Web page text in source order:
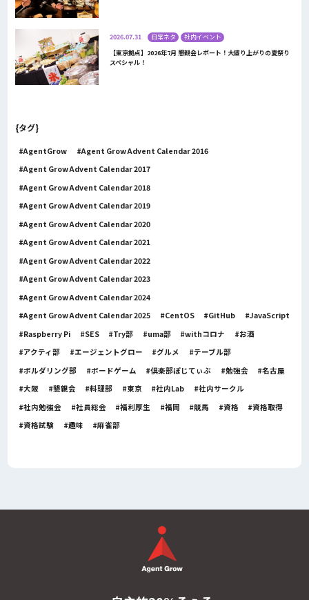
2026.07.31 日常ネタ
社内イベント
【東京拠点】2026年7月 懇親会レポート！大盛り上がりの夏祭り
スペシャル！
{タグ}
AgentGrow
Agent Grow Advent Calendar 2016
Agent Grow Advent Calendar 2017
Agent Grow Advent Calendar 2018
Agent Grow Advent Calendar 2019
Agent Grow Advent Calendar 2020
Agent Grow Advent Calendar 2021
Agent Grow Advent Calendar 2022
Agent Grow Advent Calendar 2023
Agent Grow Advent Calendar 2024
Agent Grow Advent Calendar 2025
CentOS GitHub
JavaScript
Raspberry Pi
SES Try部 uma部 withコロナ
お酒
アクティ部
エージェントグロー グルメ
テーブル部
ボルダリング部
ボードゲーム 倶楽部ぽじてぃぶ 勉強会
名古屋
大阪
懇親会 料理部 東京 社内Lab
社内サークル
社内勉強会
社員総会 福利厚生 福岡 競馬 資格
資格取得
資格試験
趣味 麻雀部